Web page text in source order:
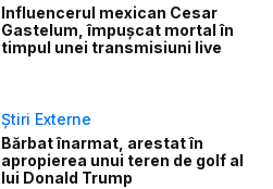
Influencerul mexican Cesar
Gastelum, împușcat mortal în
timpul unei transmisiuni live
Știri Externe
Bărbat înarmat, arestat în
apropierea unui teren de golf al
lui Donald Trump